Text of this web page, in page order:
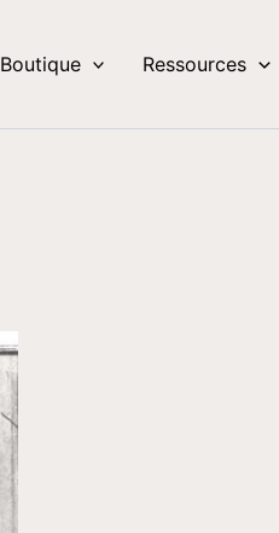
Boutique Ressources